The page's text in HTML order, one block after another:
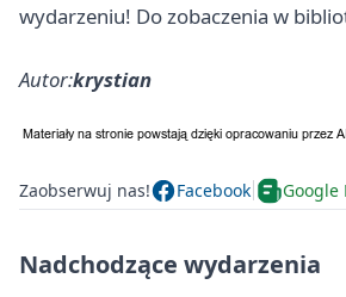
wydarzeniu! Do zobaczenia w
Autor:krystian
Zaobserwuj nas! Facebook Google
Nadchodzące wydarzenia